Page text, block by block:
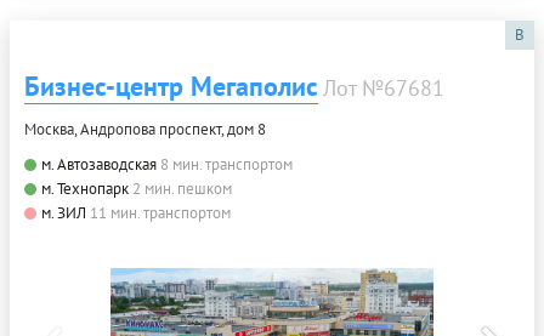
B
Бизнес-центр Мегаполис Лот №67681
Москва, Андропова проспект, дом 8
м. Автозаводская 8 мин. транспортом
м. Технопарк 2 мин. пешком
м. ЗИЛ 11 мин. транспортом